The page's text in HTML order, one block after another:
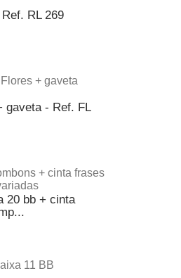
RL 269
gaveta - Ref. FL
20 bb + cinta